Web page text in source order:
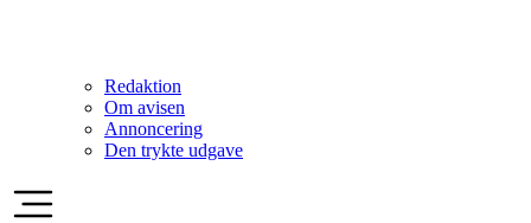
Redaktion
Om avisen
Annoncering
Den trykte udgave